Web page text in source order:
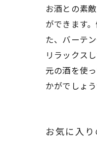
お酒との素
ができます
た、バーテ
リラックス
元の酒を使
かがでしょ
お気に入